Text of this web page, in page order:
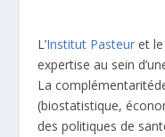
L’Institut Pasteur et
expertise au sein
La
(biostatistique,
des politiques de